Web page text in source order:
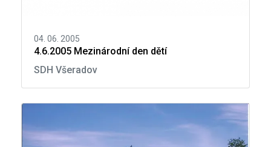
04. 06. 2005
4.6.2005 Mezinárodní den dětí
SDH Všeradov